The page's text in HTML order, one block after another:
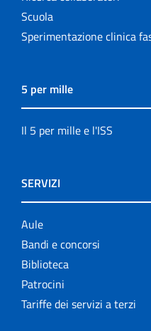
Scuola
Sperimentazione clinica
5 per mille
Il 5 per mille e l'ISS
SERVIZI
Aule
Bandi e concorsi
Biblioteca
Patrocini
Tariffe dei servizi a terzi